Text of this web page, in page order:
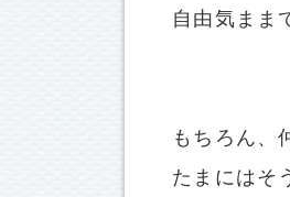
自由気まま
もちろん、
たまにはそ